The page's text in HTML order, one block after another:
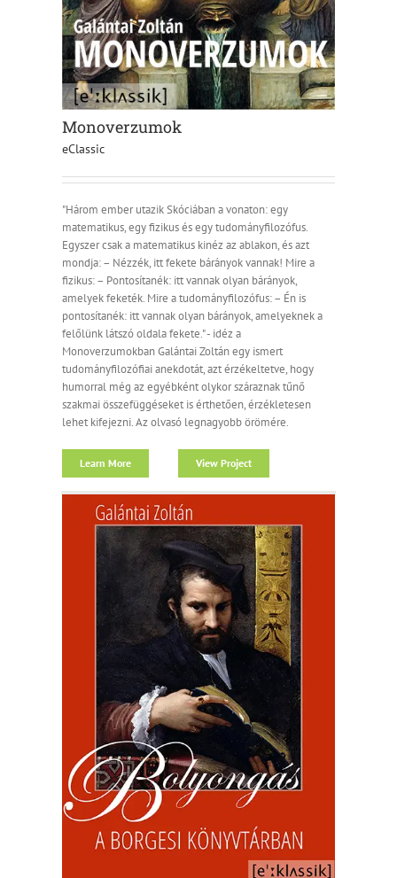
Monoverzumok
eClassic
"Három ember utazik Skóciában a vonaton: egy
matematikus, egy fizikus és egy tudományfilozófus.
Egyszer csak a matematikus kinéz az ablakon, és azt
mondja: – Nézzék, itt fekete bárányok vannak! Mire a
fizikus: – Pontosítanék: itt vannak olyan bárányok,
amelyek feketék. Mire a tudományfilozófus: – Én is
pontosítanék: itt vannak olyan bárányok, amelyeknek a
felőlünk látszó oldala fekete." - idéz a
Monoverzumokban Galántai Zoltán egy ismert
tudományfilozófiai anekdotát, azt érzékeltetve, hogy
humorral még az egyébként olykor száraznak tűnő
szakmai összefüggéseket is érthetően, érzékletesen
lehet kifejezni. Az olvasó legnagyobb örömére.
Learn More View Project